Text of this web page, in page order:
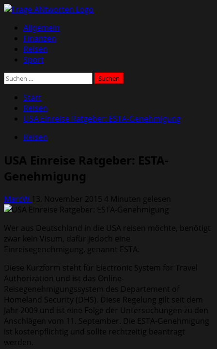
Zum
springen
Primäres
Menü
Allgemein
Finanzen
Reisen
Sport
Suchen
Start
Reisen
USA Einreise Ratgeber: ESTA-Genehmigung
Reisen
USA Einreise Ratgeber: ESTA-
Genehmigung
MarcW 13. November 2015 4 Minuten gelesen
Wer aus Deutschland in die USA reisen möchte, benötigt
zwar kein Visum, dafür jedoch eine
Einreisegenehmigung, genannt ESTA.
Diese Kurzform steht für Electronic System for Travel
Authorization und ist das Online-
Reisegenehmigungssystem des Departement of
Homeland Security (DHS). Diese Regelung gilt seit dem
Jahr 2009 und ist eine Folge der Untersuchungen zu den
Anschlägen vom 11. September. Die ESTA-Genehmigung
ist kostenpflichtig und sollte rechtzeitig beantragt
werden.